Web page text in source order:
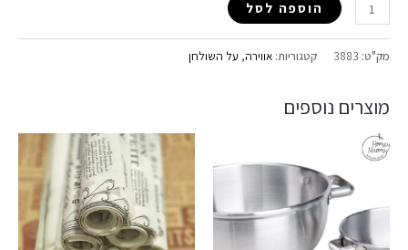
הוספה לסל
מק"ט: 3883 קטגוריות: אווירה, על השולחן
מוצרים נוספים